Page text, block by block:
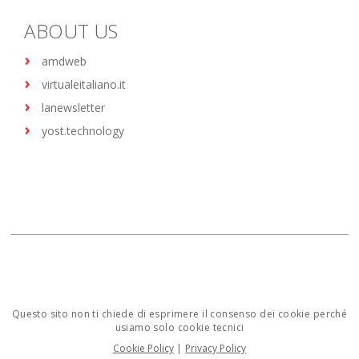
ABOUT US
amdweb
virtualeitaliano.it
lanewsletter
yost.technology
Questo sito non ti chiede di esprimere il consenso dei cookie perché
usiamo solo cookie tecnici
Cookie Policy| Privacy Policy